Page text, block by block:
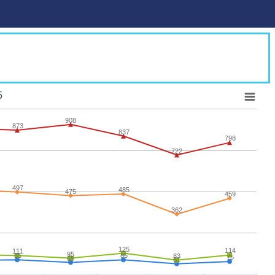
85 69 85
61 75
873
908
837
722
798
111 95
125
83
114
497 475 485
362
459